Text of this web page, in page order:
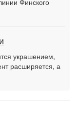
Финского
украшением,
расширяется, а